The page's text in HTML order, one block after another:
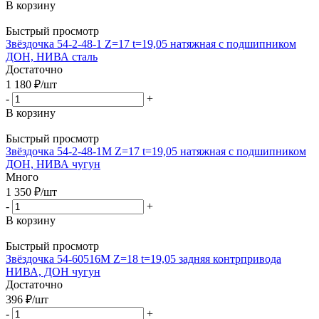
В корзину
Быстрый просмотр
Звёздочка 54-2-48-1 Z=17 t=19,05 натяжная с подшипником
ДОН, НИВА сталь
Достаточно
1 180 ₽/шт
-
+
В корзину
Быстрый просмотр
Звёздочка 54-2-48-1М Z=17 t=19,05 натяжная с подшипником
ДОН, НИВА чугун
Много
1 350 ₽/шт
-
+
В корзину
Быстрый просмотр
Звёздочка 54-60516М Z=18 t=19,05 задняя контрпривода
НИВА, ДОН чугун
Достаточно
396 ₽/шт
-
+